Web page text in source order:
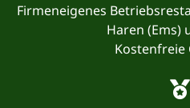
Firmeneigenes
Haren (Ems)
Kostenfreie